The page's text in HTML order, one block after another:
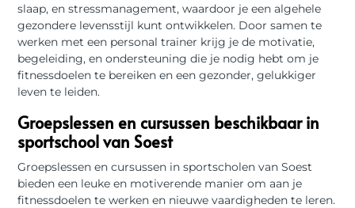
slaap, en stressmanagement, waardoor je een algehele
gezondere levensstijl kunt ontwikkelen. Door samen te
werken met een personal trainer krijg je de motivatie,
begeleiding, en ondersteuning die je nodig hebt om je
fitnessdoelen te bereiken en een gezonder, gelukkiger
leven te leiden.
Groepslessen en cursussen beschikbaar in
sportschool van Soest
Groepslessen en cursussen in sportscholen van Soest
bieden een leuke en motiverende manier om aan je
fitnessdoelen te werken en nieuwe vaardigheden te leren.